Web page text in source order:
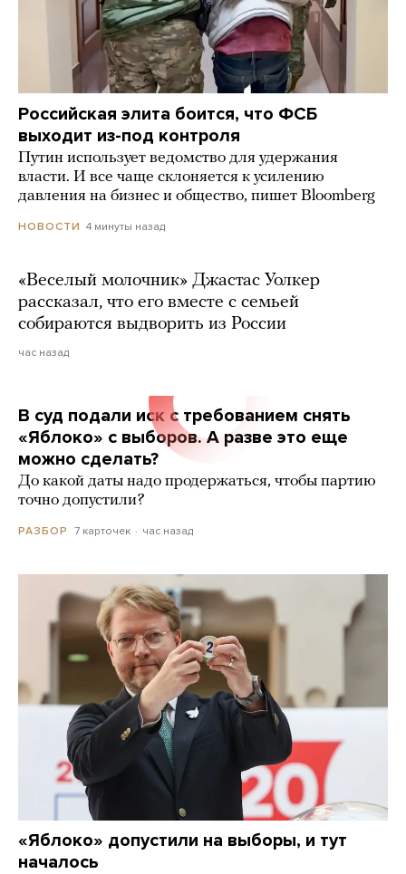
Российская элита боится, что ФСБ
выходит из-под контроля
Путин использует ведомство для удержания
власти. И все чаще склоняется к усилению
давления на бизнес и общество, пишет Bloomberg
НОВОСТИ 4 минуты назад
«Веселый молочник» Джастас Уолкер
рассказал, что его вместе с семьей
собираются выдворить из России
час назад
В суд подали иск с требованием снять
«Яблоко» с выборов. А разве это еще
можно сделать?
До какой даты надо продержаться, чтобы партию
точно допустили?
РАЗБОР 7 карточек час назад
«Яблоко» допустили на выборы, и тут
началось